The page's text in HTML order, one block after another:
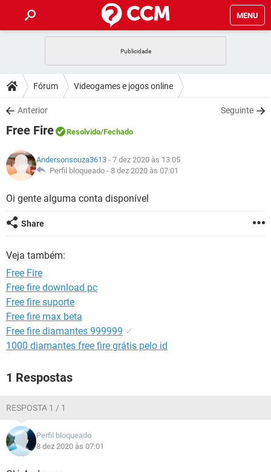
MENU
CELULAR FACEBOOK
OUTLOOK
INSTAGRAM
GUIA DE COMPRAS
DICAS
JOGOS WHATSAPP
INSTAGRAM GMAIL
GUIA DE COMPRAS
DOWNLOADS
JOGOS
CELULAR
OUTLOOK EXCEL
INSTAGRAM GMAIL
JOGOS WHATSAPP
CELULAR
OUTLOOK EXCEL
INSTAGRAM
GLOSSÁRIO
JOGOS WHATSAPP
INSTAGRAM
GUIA DE COMPRAS
Fórum Videogames e jogos online
Anterior Seguinte
Free Fire Resolvido/Fechado
Andersonsouza3613 - 7 dez 2020 às 13:05
Perfil bloqueado - 8 dez 2020 às 07:01
Oi gente alguma conta disponível
Share
Veja também:
Free Fire
Free fire download pc
Free fire suporte
Free fire max beta
Free fire diamantes 999999 ✓
1000 diamantes free fire grátis pelo id
1 Respostas
RESPOSTA 1 / 1
Perfil bloqueado
8 dez 2020 às 07:01